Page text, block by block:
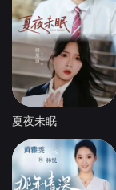
夏夜未眠